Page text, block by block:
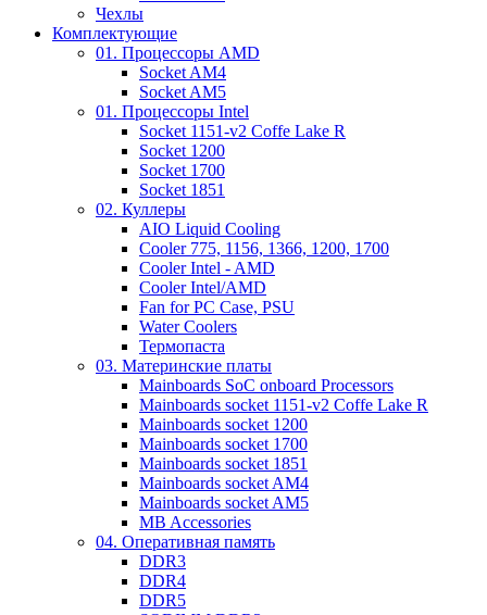
Чехлы
Комплектующие
01. Процессоры AMD
Socket AM4
Socket AM5
01. Процессоры Intel
Socket 1151-v2 Coffe Lake R
Socket 1200
Socket 1700
Socket 1851
02. Куллеры
AIO Liquid Cooling
Cooler 775, 1156, 1366, 1200, 1700
Cooler Intel - AMD
Cooler Intel/AMD
Fan for PC Case, PSU
Water Coolers
Термопаста
03. Материнские платы
Mainboards SoC onboard Processors
Mainboards socket 1151-v2 Coffe Lake R
Mainboards socket 1200
Mainboards socket 1700
Mainboards socket 1851
Mainboards socket AM4
Mainboards socket AM5
MB Accessories
04. Оперативная память
DDR3
DDR4
DDR5